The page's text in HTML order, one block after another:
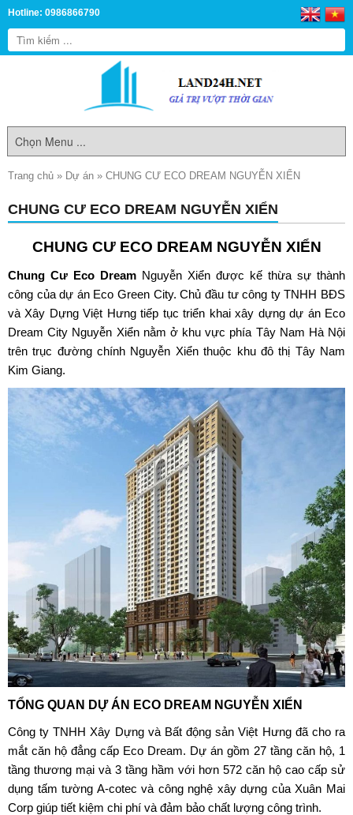
Hotline: 0986866790
Trang chủ » Dự án » CHUNG CƯ ECO DREAM NGUYỄN XIỂN
CHUNG CƯ ECO DREAM NGUYỄN XIỂN
CHUNG CƯ ECO DREAM NGUYỄN XIỂN
Chung Cư Eco Dream Nguyễn Xiển được kế thừa sự thành
công của dự án Eco Green City. Chủ đầu tư công ty TNHH BĐS
và Xây Dựng Việt Hưng tiếp tục triển khai xây dựng dự án Eco
Dream City Nguyễn Xiển nằm ở khu vực phía Tây Nam Hà Nội
trên trục đường chính Nguyễn Xiển thuộc khu đô thị Tây Nam
Kim Giang.
TỔNG QUAN DỰ ÁN ECO DREAM NGUYỄN XIỂN
Công ty TNHH Xây Dựng và Bất động sản Việt Hưng đã cho ra
mắt căn hộ đẳng cấp Eco Dream. Dự án gồm 27 tầng căn hộ, 1
tầng thương mại và 3 tầng hầm với hơn 572 căn hộ cao cấp sử
dụng tấm tường A-cotec và công nghệ xây dựng của Xuân Mai
Corp giúp tiết kiệm chi phí và đảm bảo chất lượng công trình.